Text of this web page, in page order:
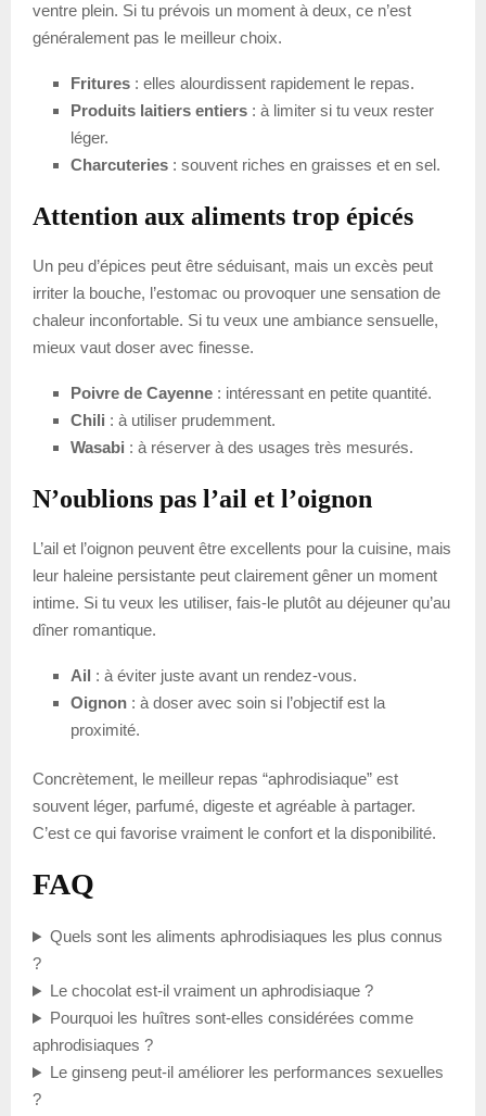
ventre plein. Si tu prévois un moment à deux, ce n’est
généralement pas le meilleur choix.
Fritures : elles alourdissent rapidement le repas.
Produits laitiers entiers : à limiter si tu veux rester
léger.
Charcuteries : souvent riches en graisses et en sel.
Attention aux aliments trop épicés
Un peu d’épices peut être séduisant, mais un excès peut
irriter la bouche, l’estomac ou provoquer une sensation de
chaleur inconfortable. Si tu veux une ambiance sensuelle,
mieux vaut doser avec finesse.
Poivre de Cayenne : intéressant en petite quantité.
Chili : à utiliser prudemment.
Wasabi : à réserver à des usages très mesurés.
N’oublions pas l’ail et l’oignon
L’ail et l’oignon peuvent être excellents pour la cuisine, mais
leur haleine persistante peut clairement gêner un moment
intime. Si tu veux les utiliser, fais-le plutôt au déjeuner qu’au
dîner romantique.
Ail : à éviter juste avant un rendez-vous.
Oignon : à doser avec soin si l’objectif est la
proximité.
Concrètement, le meilleur repas “aphrodisiaque” est
souvent léger, parfumé, digeste et agréable à partager.
C’est ce qui favorise vraiment le confort et la disponibilité.
FAQ
Quels sont les aliments aphrodisiaques les plus connus
?
Le chocolat est-il vraiment un aphrodisiaque ?
Pourquoi les huîtres sont-elles considérées comme
aphrodisiaques ?
Le ginseng peut-il améliorer les performances sexuelles
?